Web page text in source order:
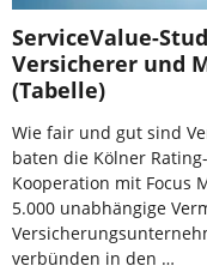
ServiceValue-
Versicherer und
(Tabelle)
Wie fair und gut sind
baten die Kölner
Kooperation mit Focus
5.000 unabhängige
verbünden in den …